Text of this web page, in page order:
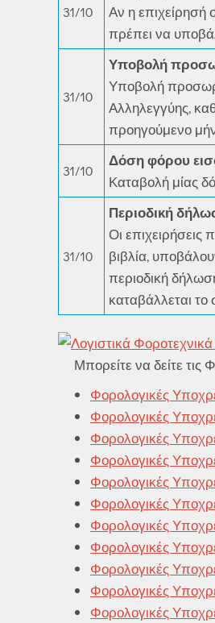
31/10
Αν η
πρέπει να
31/10
Υποβολή
Υποβολή
Αλληλεγγύης,
προηγούμενο
31/10
Δόση φόρου
Καταβολή μίας
31/10
Περιοδική
Οι
βιβλία,
περιοδική
καταβάλλεται
Μπορείτε να δείτε
Φορολογικές
Φορολογικές
Φορολογικές
Φορολογικές
Φορολογικές
Φορολογικές
Φορολογικές
Φορολογικές
Φορολογικές
Φορολογικές
Φορολογικές